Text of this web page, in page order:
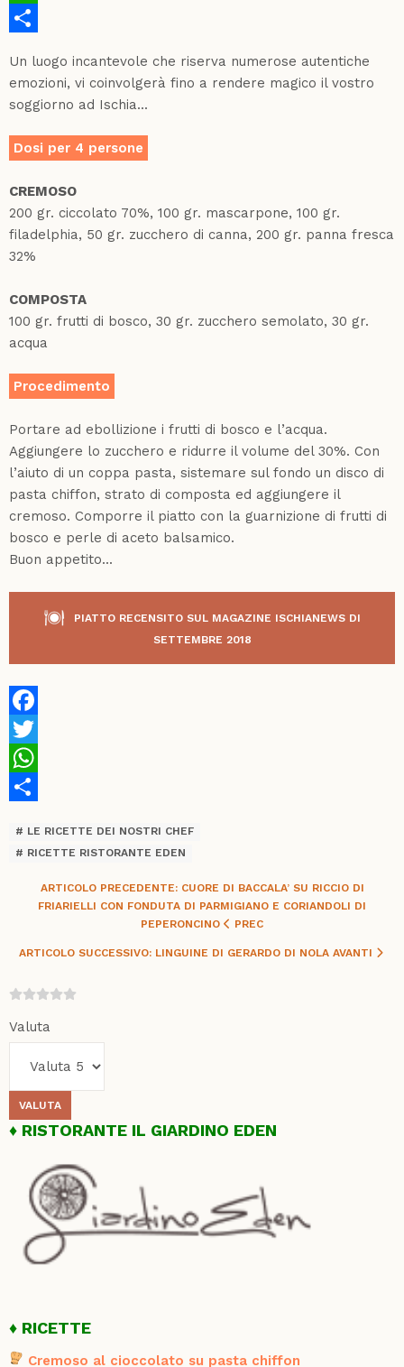
WhatsApp
Un luogo incantevole che riserva numerose autentiche
emozioni, vi coinvolgerà fino a rendere magico il vostro
soggiorno ad Ischia...
Dosi per 4 persone
CREMOSO
200 gr. ciccolato 70%, 100 gr. mascarpone, 100 gr.
filadelphia, 50 gr. zucchero di canna, 200 gr. panna fresca
32%
COMPOSTA
100 gr. frutti di bosco, 30 gr. zucchero semolato, 30 gr.
acqua
Procedimento
Portare ad ebollizione i frutti di bosco e l’acqua.
Aggiungere lo zucchero e ridurre il volume del 30%. Con
l’aiuto di un coppa pasta, sistemare sul fondo un disco di
pasta chiffon, strato di composta ed aggiungere il
cremoso. Comporre il piatto con la guarnizione di frutti di
bosco e perle di aceto balsamico.
Buon appetito...
PIATTO RECENSITO SUL MAGAZINE ISCHIANEWS DI
SETTEMBRE 2018
Facebook
Twitter
WhatsApp
LE RICETTE DEI NOSTRI CHEF
RICETTE RISTORANTE EDEN
ARTICOLO PRECEDENTE: CUORE DI BACCALA’ SU RICCIO DI
FRIARIELLI CON FONDUTA DI PARMIGIANO E CORIANDOLI DI
PEPERONCINO
PREC
ARTICOLO SUCCESSIVO: LINGUINE DI GERARDO DI NOLA AVANTI
Valuta
RISTORANTE IL GIARDINO EDEN
RICETTE
Cremoso al cioccolato su pasta chiffon